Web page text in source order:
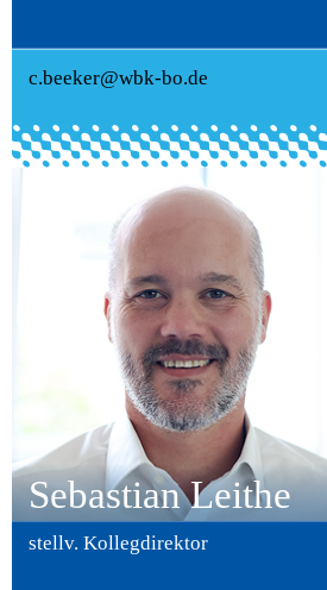
c.beeker@wbk-bo.de
Sebastian Leithe
stellv. Kollegdirektor